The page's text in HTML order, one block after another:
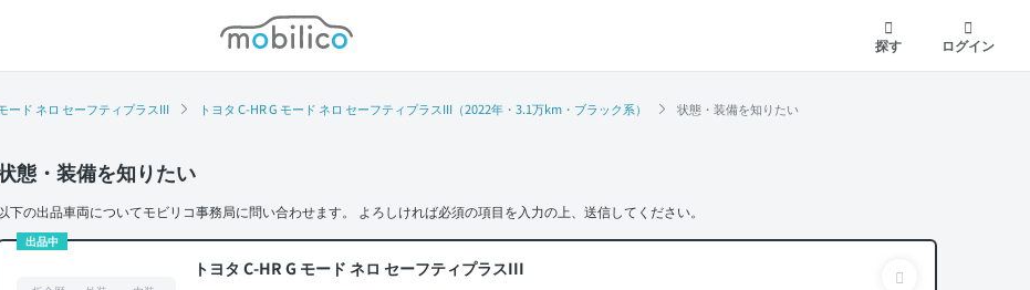
モビリコ
探す
ログイン
ード ネロ セーフティプラスIII トヨタ C-HR G モード ネロ セーフティプラスIII（2022年・3.1万km・ブラック系） 状態・装備を知りたい
態・装備を知りたい
下の出品車両についてモビリコ事務局に問い合わせます。 よろしければ必須の項目を入力の上、送信してください。
出品中
トヨタ C-HR G モード ネロ セーフティプラスIII